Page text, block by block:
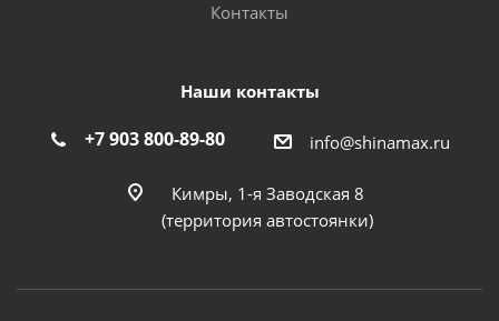
Контакты
Наши контакты
+7 903 800-89-80 info@shinamax.ru
Кимры, 1-я Заводская 8
(территория автостоянки)